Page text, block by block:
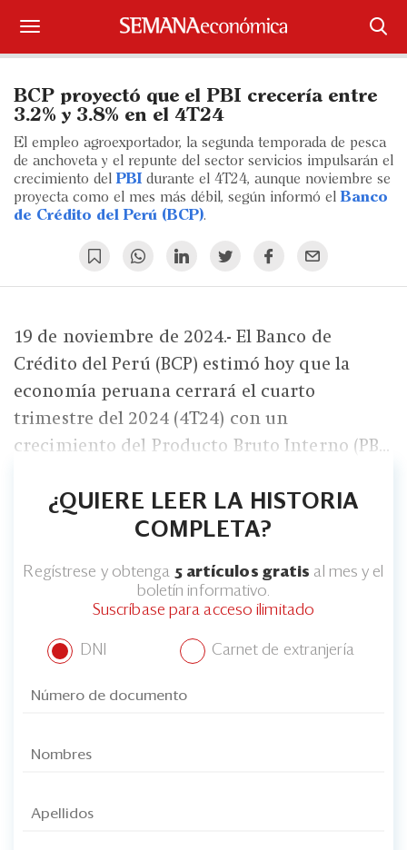
Iniciar sesión
Portada
¿Qué está pasando?
Legal y Política
Blogs
Ranking CEO
Edición Impresa
BCP proyectó que el PBI crecería entre
3.2% y 3.8% en el 4T24
El empleo agroexportador, la segunda temporada de pesca
de anchoveta y el repunte del sector servicios impulsarán el
crecimiento delPBI durante el 4T24, aunque noviembre se
proyecta como el mes más débil, según informó elBanco
de Crédito del Perú (BCP).
19 de noviembre de 2024.- El Banco de
Crédito del Perú (BCP) estimó hoy que la
economía peruana cerrará el cuarto
trimestre del 2024 (4T24) con un
crecimiento del Producto Bruto Interno (PB...
¿QUIERE LEER LA HISTORIA
COMPLETA?
Regístrese y obtenga 5 artículos gratis al mes y el
boletín informativo.
Suscríbase para acceso ilimitado
DNI Carnet de extranjería